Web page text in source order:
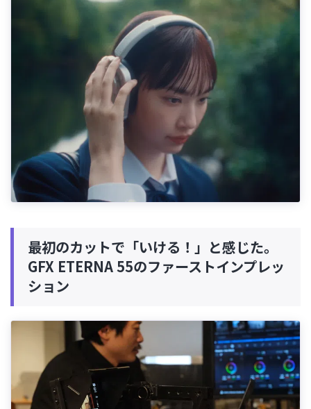
最初のカットで「いける！」と感じた。
GFX ETERNA 55のファーストインプレッ
ション